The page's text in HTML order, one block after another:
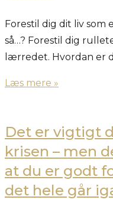
Forestil dig dit liv
så…? Forestil dig
lærredet. Hvordan er
Læs mere »
Det er vigtigt
krisen – men
at du er godt
det hele går